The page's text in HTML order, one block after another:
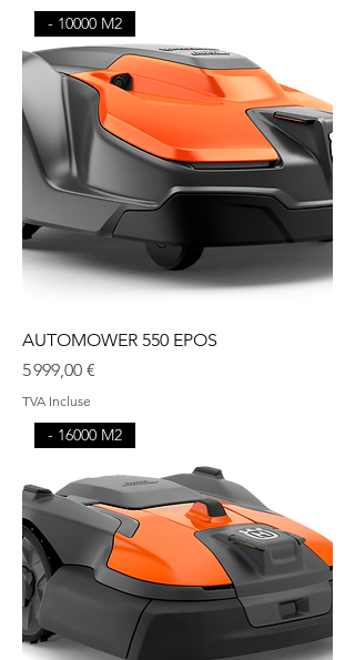
- 10000 M2
AUTOMOWER 550 EPOS
Prix
5 999,00 €
TVA Incluse
- 16000 M2